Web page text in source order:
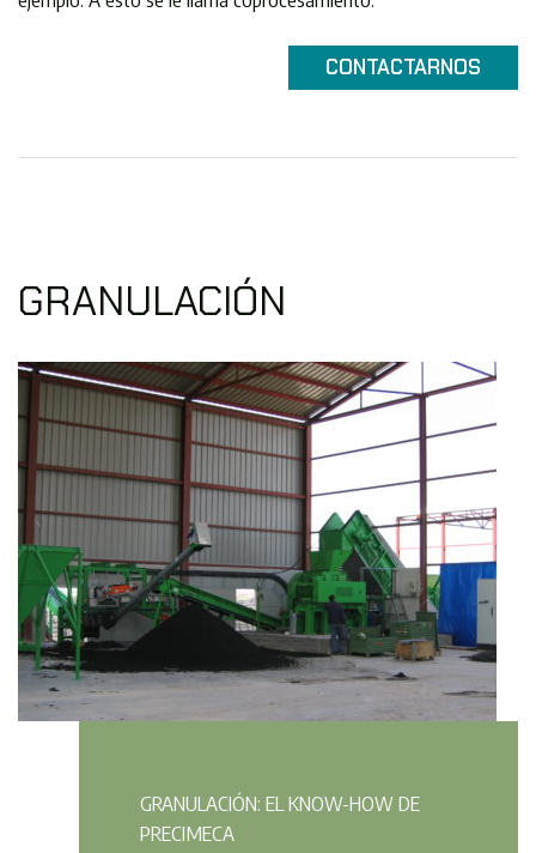
CONTACTARNOS
GRANULACIÓN
GRANULACIÓN: EL KNOW-HOW DE
PRECIMECA